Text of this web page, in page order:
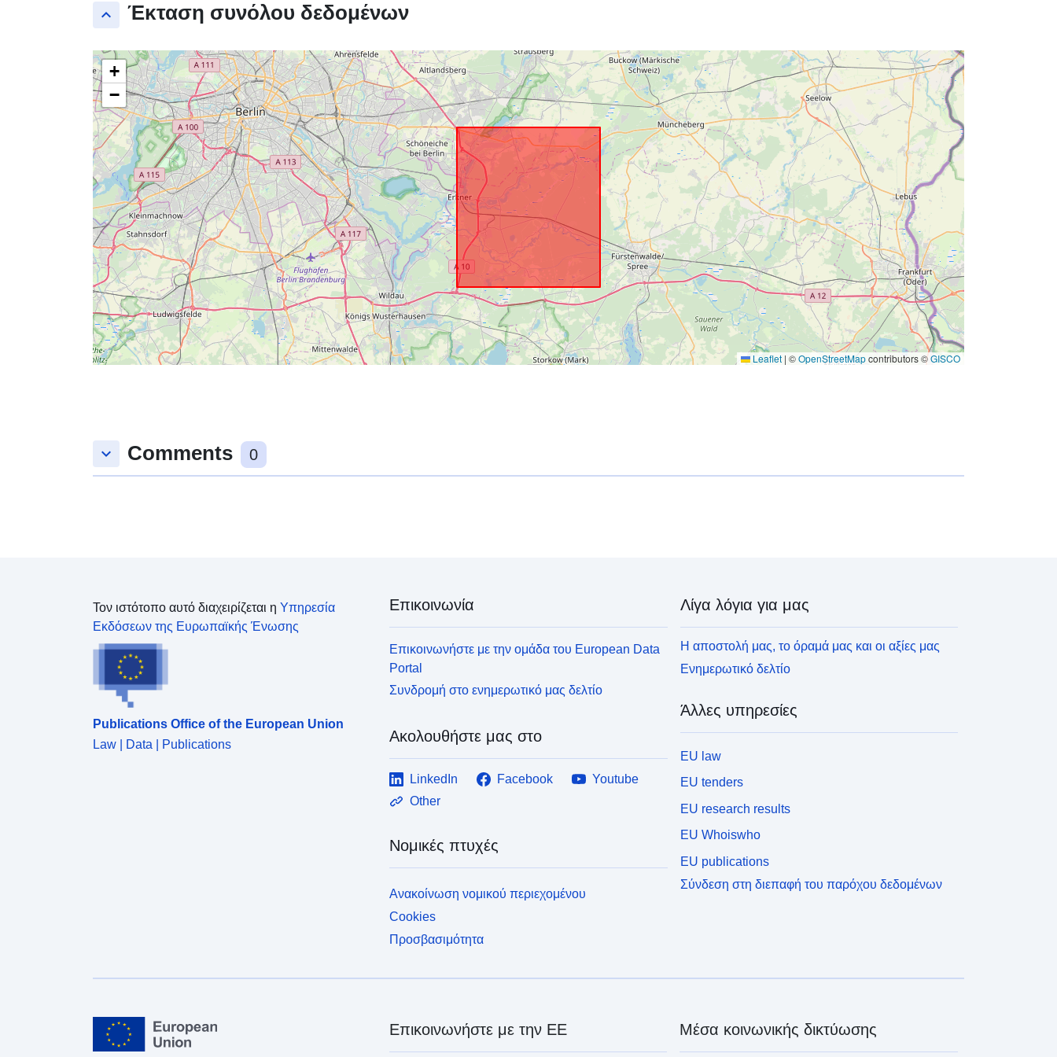
keyboard_arrow_up Έκταση συνόλου δεδομένων
+
−
Leaflet | ©OpenStreetMapcontributors ©GISCO
keyboard_arrow_down Comments 0
Τον ιστότοπο αυτό διαχειρίζεται η Υπηρεσία
Εκδόσεων της Ευρωπαϊκής Ένωσης
Publications Office of the European Union
Law | Data | Publications
Επικοινωνία
Επικοινωνήστε με την ομάδα του European Data
Portal
Συνδρομή στο ενημερωτικό μας δελτίο
Ακολουθήστε μας στο
LinkedIn Facebook
Youtube
Other
Νομικές πτυχές
Ανακοίνωση νομικού περιεχομένου
Cookies
Προσβασιμότητα
Λίγα λόγια για μας
Η αποστολή μας, το όραμά μας και οι αξίες μας
Ενημερωτικό δελτίο
Άλλες υπηρεσίες
EU law
EU tenders
EU research results
EU Whoiswho
EU publications
Σύνδεση στη διεπαφή του παρόχου δεδομένων
Επικοινωνήστε με την ΕΕ Μέσα κοινωνικής δικτύωσης